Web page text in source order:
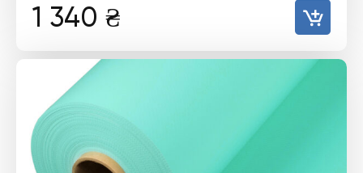
1 340 ₴